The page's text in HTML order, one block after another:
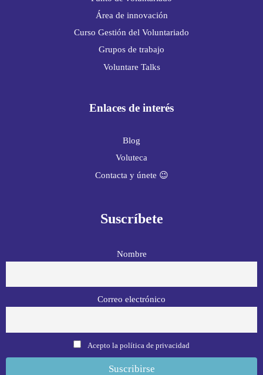
Área de innovación
Curso Gestión del Voluntariado
Grupos de trabajo
Voluntare Talks
Enlaces de interés
Blog
Voluteca
Contacta y únete 😉
Suscríbete
Nombre
Correo electrónico
Acepto la política de privacidad